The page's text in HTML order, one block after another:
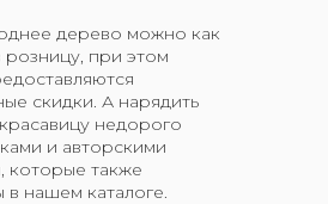
дерево можно как
розницу, при этом
скидки. А нарядить
недорого
и авторскими
которые также
в нашем каталоге.